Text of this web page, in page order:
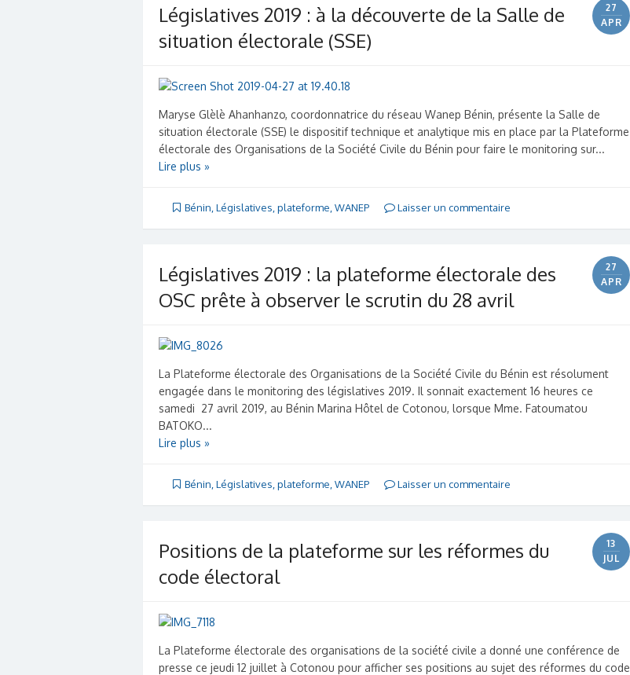
Législatives 2019 : à la découverte de la Salle de
situation électorale (SSE)
27
APR
Maryse Glèlè Ahanhanzo, coordonnatrice du réseau Wanep Bénin, présente la Salle de
situation électorale (SSE) le dispositif technique et analytique mis en place par la Plateforme
électorale des Organisations de la Société Civile du Bénin pour faire le monitoring sur...
Lire plus »
Bénin Législatives plateforme WANEP Laisser un commentaire
Législatives 2019 : la plateforme électorale des
OSC prête à observer le scrutin du 28 avril
27
APR
La Plateforme électorale des Organisations de la Société Civile du Bénin est résolument
engagée dans le monitoring des législatives 2019. Il sonnait exactement 16 heures ce
samedi 27 avril 2019, au Bénin Marina Hôtel de Cotonou, lorsque Mme. Fatoumatou
BATOKO...
Lire plus »
Bénin Législatives plateforme WANEP Laisser un commentaire
Positions de la plateforme sur les réformes du
code électoral
13
JUL
La Plateforme électorale des organisations de la société civile a donné une conférence de
presse ce jeudi 12 juillet à Cotonou pour afficher ses positions au sujet des réformes du code